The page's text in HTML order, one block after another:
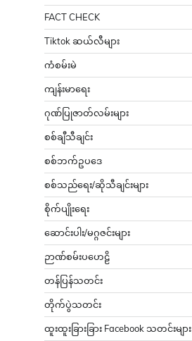
FACT CHECK
Tiktok ဆယ်လီများ
ကံစမ်းမဲ
ကျန်းမာရေး
ဂုဏ်ပြုဇာတ်လမ်းများ
စစ်ချီသီချင်း
စစ်ဘက်ဥပဒေ
စစ်သည်ရေး/ဆိုသီချင်းများ
စိုက်ပျိုးရေး
ဆောင်းပါး/မဂ္ဂဇင်းများ
ဉာဏ်စမ်းပဟေဠိ
တန်ပြန်သတင်း
တိုက်ပွဲသတင်း
ထူးထူးခြားခြား Facebook သတင်းများ